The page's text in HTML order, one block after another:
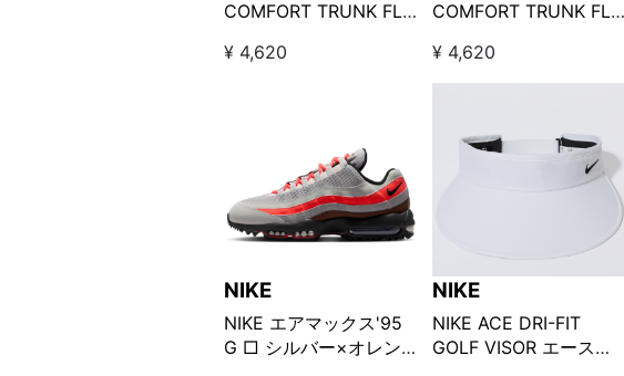
COMFORT TRUNK FLY
¥ 4,620
COMFORT TRUNK FLY
¥ 4,620
NIKE
NIKE エアマックス'95
G □ シルバー×オレン
NIKE
NIKE ACE DRI-FIT
GOLF VISOR エースド